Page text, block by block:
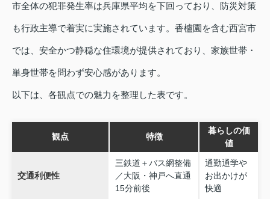
市全体の犯罪発生率は兵庫県平均を下回っており、防災対策
も行政主導で着実に実施されています。香櫨園を含む西宮市
では、安全かつ静穏な住環境が提供されており、家族世帯・
単身世帯を問わず安心感があります。
以下は、各観点での魅力を整理した表です。
観点 特徴
暮らしの価
値
交通利便性
三鉄道＋バス網整備
／大阪・神戸へ直通
15分前後
通勤通学や
お出かけが
快適